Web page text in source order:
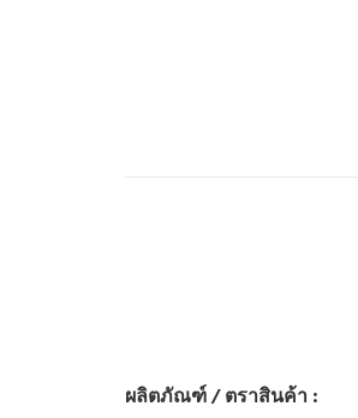
ผลิตภัณฑ์ / ตราสินค้า :